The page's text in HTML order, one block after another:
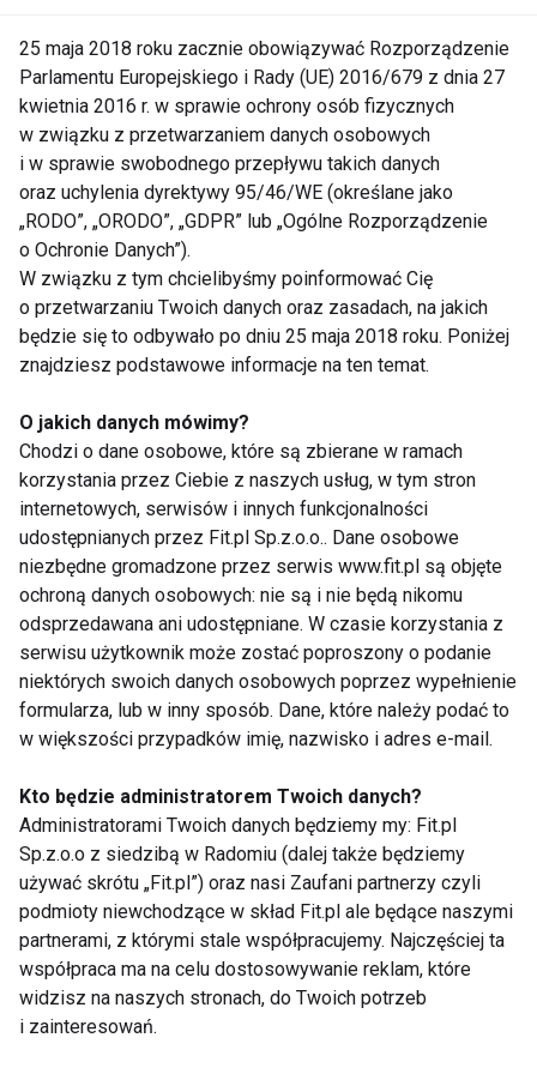
Prowadzący Tańca z
Gwiazdami
Nie przegap nowości ze
świata FIT!
Zapisz się do naszego newslettera
Wyrażam zgodę na otrzymywanie informacji
handlowej drogą elektroniczną na podany adres e-mail
Prywatności.
ZAPISZ SIĘ
25 maja 2018 roku zacznie obowiązywać Rozporządzenie
Parlamentu Europejskiego i Rady (UE) 2016/679 z dnia 27
kwietnia 2016 r. w sprawie ochrony osób fizycznych
w związku z przetwarzaniem danych osobowych
i w sprawie swobodnego przepływu takich danych
oraz uchylenia dyrektywy 95/46/WE (określane jako
„RODO”, „ORODO”, „GDPR” lub „Ogólne Rozporządzenie
o Ochronie Danych”).
W związku z tym chcielibyśmy poinformować Cię
o przetwarzaniu Twoich danych oraz zasadach, na jakich
będzie się to odbywało po dniu 25 maja 2018 roku. Poniżej
znajdziesz podstawowe informacje na ten temat.
O jakich danych mówimy?
Chodzi o dane osobowe, które są zbierane w ramach
korzystania przez Ciebie z naszych usług, w tym stron
internetowych, serwisów i innych funkcjonalności
udostępnianych przez Fit.pl Sp.z.o.o.. Dane osobowe
niezbędne gromadzone przez serwis www.fit.pl są objęte
ochroną danych osobowych: nie są i nie będą nikomu
odsprzedawana ani udostępniane. W czasie korzystania z
serwisu użytkownik może zostać poproszony o podanie
niektórych swoich danych osobowych poprzez wypełnienie
formularza, lub w inny sposób. Dane, które należy podać to
w większości przypadków imię, nazwisko i adres e-mail.
Kto będzie administratorem Twoich danych?
Administratorami Twoich danych będziemy my: Fit.pl
Sp.z.o.o z siedzibą w Radomiu (dalej także będziemy
używać skrótu „Fit.pl”) oraz nasi Zaufani partnerzy czyli
podmioty niewchodzące w skład Fit.pl ale będące naszymi
partnerami, z którymi stale współpracujemy. Najczęściej ta
współpraca ma na celu dostosowywanie reklam, które
widzisz na naszych stronach, do Twoich potrzeb
i zainteresowań.